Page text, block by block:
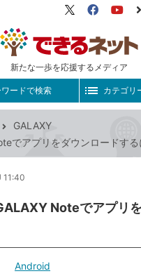
新たな一歩を応援するメディア
X（旧
Facebook
ワードで検索 カテゴリ
GALAXY
でアプリをダウンロードする
11:40
Noteでアプリ
Android